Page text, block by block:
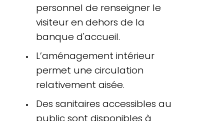
personnel de renseigner le
visiteur en dehors de la
banque d'accueil.
L’aménagement intérieur
permet une circulation
relativement aisée.
Des sanitaires accessibles au